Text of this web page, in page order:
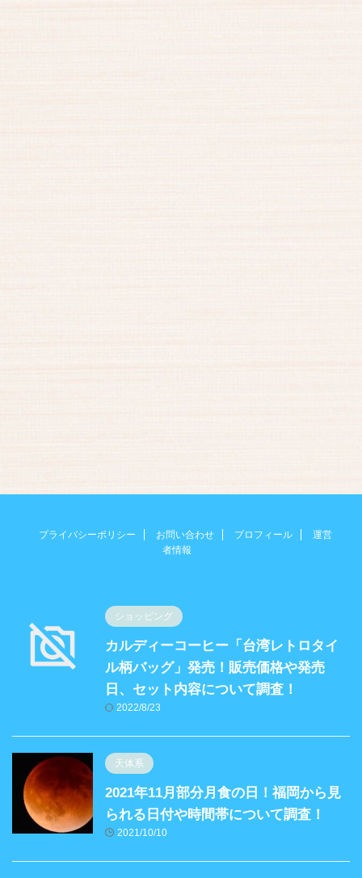
プライバシーポリシー お問い合わせ プロフィール
運営
者情報
ショッピング
カルディーコーヒー「台湾レトロタイ
ル柄バッグ」発売！販売価格や発売
日、セット内容について調査！
2022/8/23
天体系
2021年11月部分月食の日！福岡から見
られる日付や時間帯について調査！
2021/10/10